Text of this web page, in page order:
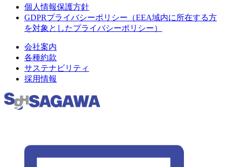
個人情報保護方針
GDPRプライバシーポリシー（EEA域内に所在する方
を対象としたプライバシーポリシー）
会社案内
各種約款
サステナビリティ
採用情報